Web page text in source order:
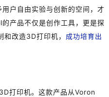
户自由实验与创新的空间，才
产品不仅是创作工具，更是探
改造3D打印机， 成功培育出
打印机。这款产品从Voron